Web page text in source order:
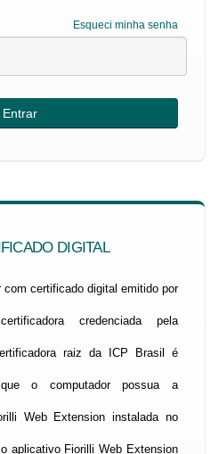
Esqueci minha senha
DIGITAL
com certificado digital emitido por
credenciada pela
raiz da ICP Brasil é
que o computador possua a
Web Extension instalada no
aplicativo Fiorilli Web Extension